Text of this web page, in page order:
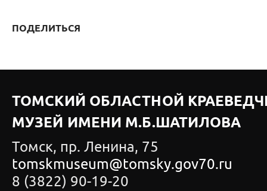
ПОДЕЛИТЬСЯ
ТОМСКИЙ ОБЛАСТНОЙ
МУЗЕЙ ИМЕНИ М.Б.ШАТИЛОВА
Томск, пр. Ленина, 75
tomskmuseum@tomsky.gov70.ru
8 (3822) 90-19-20